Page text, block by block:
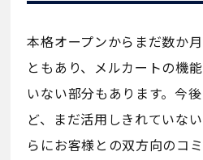
本格オープンからまだ数か
ともあり、メルカートの機
いない部分もあります。今
ど、まだ活用しきれていな
らにお客様との双方向のコ